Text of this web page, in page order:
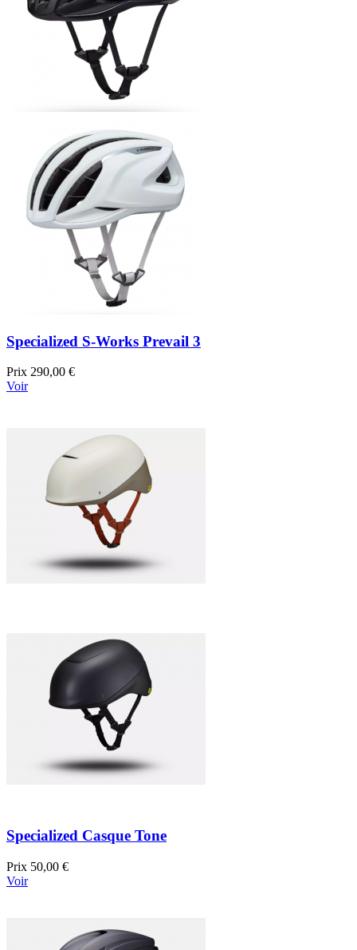
Specialized S-Works Prevail 3
Prix 290,00 €
Voir
Specialized Casque Tone
Prix 50,00 €
Voir